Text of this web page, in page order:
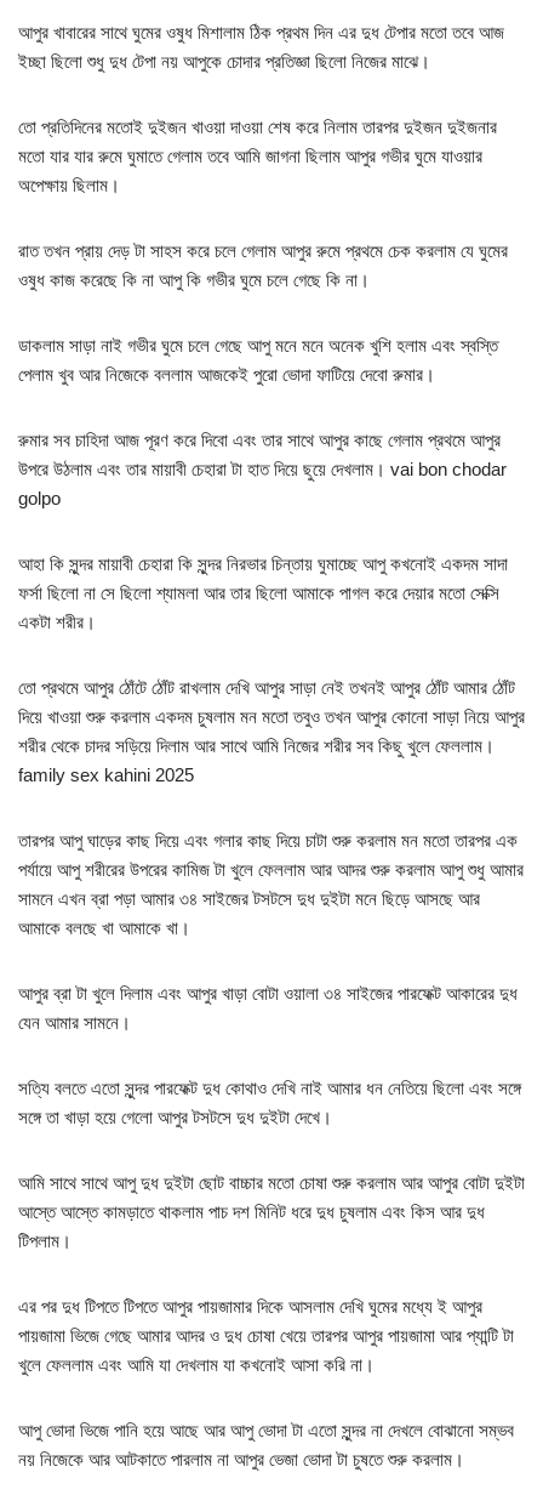
আপুর খাবারের সাথে ঘুমের ওষুধ মিশালাম ঠিক প্রথম দিন এর দুধ টেপার মতো তবে আজ
ইচ্ছা ছিলো শুধু দুধ টেপা নয় আপুকে চোদার প্রতিজ্ঞা ছিলো নিজের মাঝে।
তো প্রতিদিনের মতোই দুইজন খাওয়া দাওয়া শেষ করে নিলাম তারপর দুইজন দুইজনার
মতো যার যার রুমে ঘুমাতে গেলাম তবে আমি জাগনা ছিলাম আপুর গভীর ঘুমে যাওয়ার
অপেক্ষায় ছিলাম।
রাত তখন প্রায় দেড় টা সাহস করে চলে গেলাম আপুর রুমে প্রথমে চেক করলাম যে ঘুমের
ওষুধ কাজ করেছে কি না আপু কি গভীর ঘুমে চলে গেছে কি না।
ডাকলাম সাড়া নাই গভীর ঘুমে চলে গেছে আপু মনে মনে অনেক খুশি হলাম এবং স্বস্তি
পেলাম খুব আর নিজেকে বললাম আজকেই পুরো ভোদা ফাটিয়ে দেবো রুমার।
রুমার সব চাহিদা আজ পূরণ করে দিবো এবং তার সাথে আপুর কাছে গেলাম প্রথমে আপুর
উপরে উঠলাম এবং তার মায়াবী চেহারা টা হাত দিয়ে ছুয়ে দেখলাম। vai bon chodar
golpo
আহা কি সুন্দর মায়াবী চেহারা কি সুন্দর নিরভার চিন্তায় ঘুমাচ্ছে আপু কখনোই একদম সাদা
ফর্সা ছিলো না সে ছিলো শ্যামলা আর তার ছিলো আমাকে পাগল করে দেয়ার মতো সেক্সি
একটা শরীর।
তো প্রথমে আপুর ঠোঁটে ঠোঁট রাখলাম দেখি আপুর সাড়া নেই তখনই আপুর ঠোঁট আমার ঠোঁট
দিয়ে খাওয়া শুরু করলাম একদম চুষলাম মন মতো তবুও তখন আপুর কোনো সাড়া নিয়ে আপুর
শরীর থেকে চাদর সড়িয়ে দিলাম আর সাথে আমি নিজের শরীর সব কিছু খুলে ফেললাম।
family sex kahini 2025
তারপর আপু ঘাড়ের কাছ দিয়ে এবং গলার কাছ দিয়ে চাটা শুরু করলাম মন মতো তারপর এক
পর্যায়ে আপু শরীরের উপরের কামিজ টা খুলে ফেললাম আর আদর শুরু করলাম আপু শুধু আমার
সামনে এখন ব্রা পড়া আমার ৩৪ সাইজের টসটসে দুধ দুইটা মনে ছিড়ে আসছে আর
আমাকে বলছে খা আমাকে খা।
আপুর ব্রা টা খুলে দিলাম এবং আপুর খাড়া বোটা ওয়ালা ৩৪ সাইজের পারফেক্ট আকারের দুধ
যেন আমার সামনে।
সত্যি বলতে এতো সুন্দর পারফেক্ট দুধ কোথাও দেখি নাই আমার ধন নেতিয়ে ছিলো এবং সঙ্গে
সঙ্গে তা খাড়া হয়ে গেলো আপুর টসটসে দুধ দুইটা দেখে।
আমি সাথে সাথে আপু দুধ দুইটা ছোট বাচ্চার মতো চোষা শুরু করলাম আর আপুর বোটা দুইটা
আস্তে আস্তে কামড়াতে থাকলাম পাচ দশ মিনিট ধরে দুধ চুষলাম এবং কিস আর দুধ
টিপলাম।
এর পর দুধ টিপতে টিপতে আপুর পায়জামার দিকে আসলাম দেখি ঘুমের মধ্যে ই আপুর
পায়জামা ভিজে গেছে আমার আদর ও দুধ চোষা খেয়ে তারপর আপুর পায়জামা আর প্যান্টি টা
খুলে ফেললাম এবং আমি যা দেখলাম যা কখনোই আসা করি না।
আপু ভোদা ভিজে পানি হয়ে আছে আর আপু ভোদা টা এতো সুন্দর না দেখলে বোঝানো সম্ভব
নয় নিজেকে আর আটকাতে পারলাম না আপুর ভেজা ভোদা টা চুষতে শুরু করলাম।